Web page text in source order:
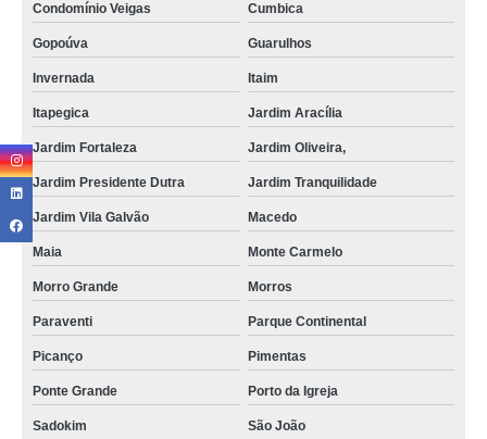
Condomínio Veigas Cumbica
Gopoúva Guarulhos
Invernada Itaim
Itapegica Jardim Aracília
Jardim Fortaleza Jardim Oliveira,
Jardim Presidente Dutra Jardim Tranquilidade
Jardim Vila Galvão Macedo
Maia Monte Carmelo
Morro Grande Morros
Paraventi Parque Continental
Picanço Pimentas
Ponte Grande Porto da Igreja
Sadokim São João